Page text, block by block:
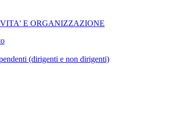
E ORGANIZZAZIONE
(dirigenti e non dirigenti)